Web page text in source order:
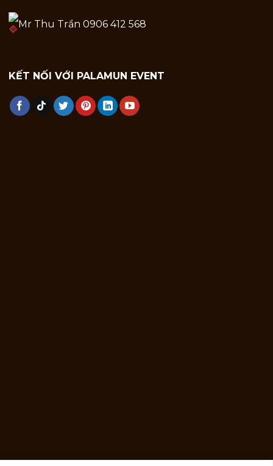
Mr Thu Trần 0906 412 568
KẾT NỐI VỚI PALAMUN EVENT